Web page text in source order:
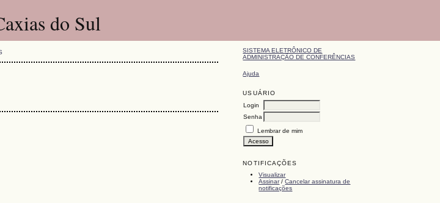
do Sul
SISTEMA ELETRÔNICO DE
ADMINISTRAÇÃO DE CONFERÊNCIAS
Ajuda
USUÁRIO
Login
Senha
Lembrar de mim
NOTIFICAÇÕES
Visualizar
Assinar/Cancelar assinatura de
notificações